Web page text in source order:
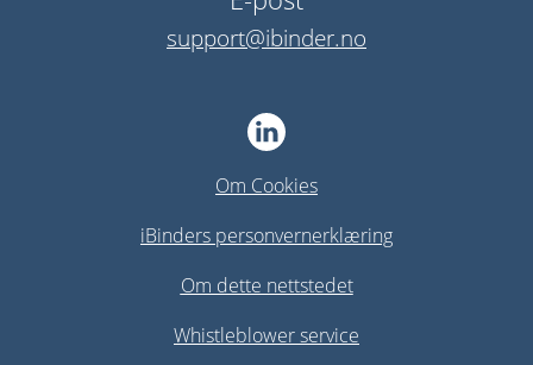
support@ibinder.no
Om Cookies
iBinders personvernerklæring
Om dette nettstedet
Whistleblower service